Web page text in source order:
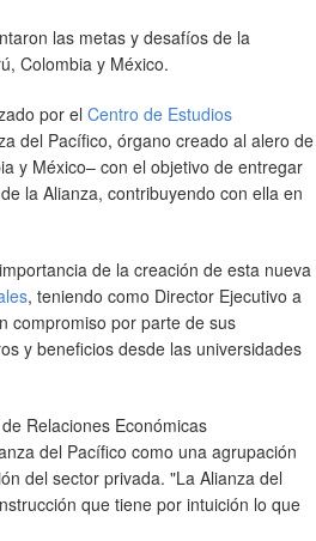
las metas y desafíos de la
Colombia y México.
por el Centro de Estudios
del Pacífico, órgano creado al alero de
y México– con el objetivo de entregar
la Alianza, contribuyendo con ella en
de la creación de esta nueva
, teniendo como Director Ejecutivo a
compromiso por parte de sus
y beneficios desde las universidades
Relaciones Económicas
del Pacífico como una agrupación
del sector privada. "La Alianza del
que tiene por intuición lo que